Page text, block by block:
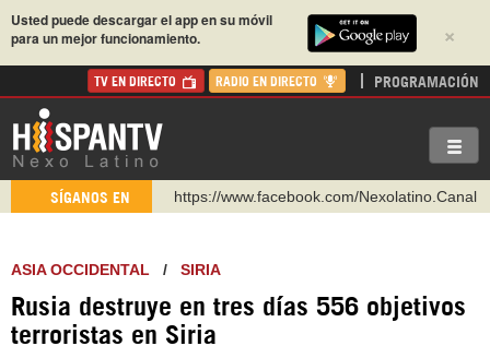
×
Usted puede descargar el app en su móvil
para un mejor funcionamiento.
TV EN DIRECTO RADIO EN DIRECTO PROGRAMACIÓN
SÍGANOS EN
https://www.facebook.com/Nexolatino.Canal
http://twitter.com/nexo_latino
https://t.me/hispantvcanal
https://urmedium.com/c/hispantv
ASIA OCCIDENTAL / SIRIA
Rusia destruye en tres días 556 objetivos
terroristas en Siria